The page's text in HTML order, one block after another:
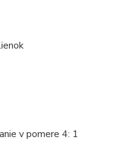
v pomere 4: 1